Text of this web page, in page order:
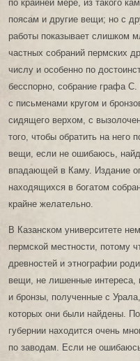
по крайней мере, из такого
поясам и другие вещи; но с
работы показывает слишком
частных собраний пермских
числу и особенно по
бесспорно, собрание графа
с письменами кругом и
сидящего верхом, с
того, чтобы обратить на него
вещи, если не ошибаюсь,
впадающей в Каму. Издание
находящихся в богатом
крайне желательно.
В Казанском университете
пермской местности, потому
древностей и этнографии
вещи, не лишенные интереса,
и бронзы, полученные с
которых они были найдены.
губернии находится очень
по заводам. Если не